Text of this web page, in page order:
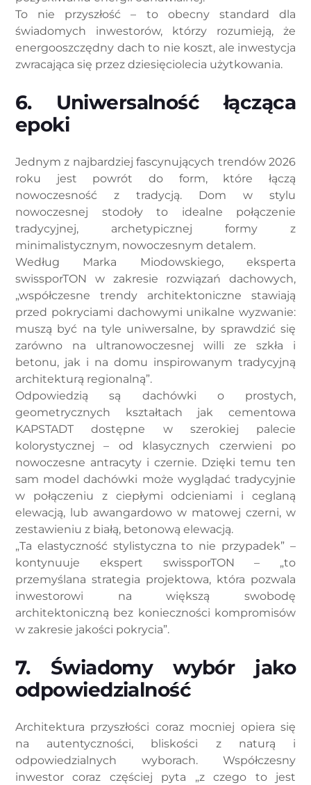
To nie przyszłość – to obecny standard dla
świadomych inwestorów, którzy rozumieją, że
energooszczędny dach to nie koszt, ale inwestycja
zwracająca się przez dziesięciolecia użytkowania.
6. Uniwersalność łącząca
epoki
Jednym z najbardziej fascynujących trendów 2026
roku jest powrót do form, które łączą
nowoczesność z tradycją. Dom w stylu
nowoczesnej stodoły to idealne połączenie
tradycyjnej, archetypicznej formy z
minimalistycznym, nowoczesnym detalem.
Według Marka Miodowskiego, eksperta
swissporTON w zakresie rozwiązań dachowych,
„współczesne trendy architektoniczne stawiają
przed pokryciami dachowymi unikalne wyzwanie:
muszą być na tyle uniwersalne, by sprawdzić się
zarówno na ultranowoczesnej willi ze szkła i
betonu, jak i na domu inspirowanym tradycyjną
architekturą regionalną”.
Odpowiedzią są dachówki o prostych,
geometrycznych kształtach jak cementowa
KAPSTADT dostępne w szerokiej palecie
kolorystycznej – od klasycznych czerwieni po
nowoczesne antracyty i czernie. Dzięki temu ten
sam model dachówki może wyglądać tradycyjnie
w połączeniu z ciepłymi odcieniami i ceglaną
elewacją, lub awangardowo w matowej czerni, w
zestawieniu z białą, betonową elewacją.
„Ta elastyczność stylistyczna to nie przypadek” –
kontynuuje ekspert swissporTON – „to
przemyślana strategia projektowa, która pozwala
inwestorowi na większą swobodę
architektoniczną bez konieczności kompromisów
w zakresie jakości pokrycia”.
7. Świadomy wybór jako
odpowiedzialność
Architektura przyszłości coraz mocniej opiera się
na autentyczności, bliskości z naturą i
odpowiedzialnych wyborach. Współczesny
inwestor coraz częściej pyta „z czego to jest